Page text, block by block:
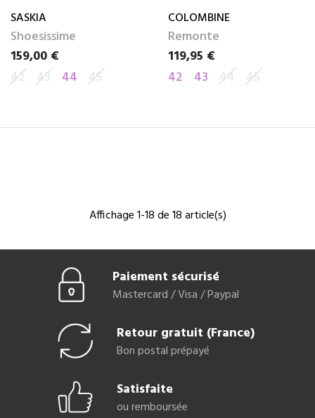
SASKIA
Shoesissime
Prix
159,00 €
42 43 44 45
COLOMBINE
Remonte
Prix
119,95 €
42
43 44 45
Affichage 1-18 de 18 article(s)
Paiement sécurisé
Mastercard / Visa / Paypal
Retour gratuit (France)
Bon postal prépayé
Satisfaite
ou remboursée